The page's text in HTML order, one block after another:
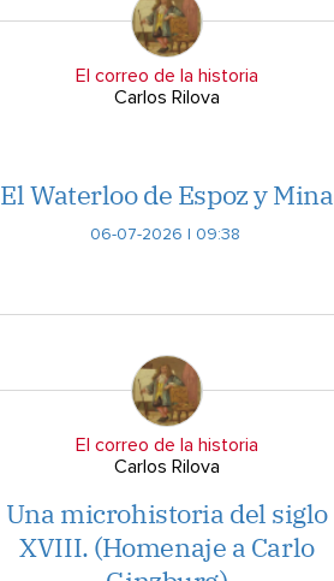
El correo de la historia
Carlos Rilova
El Waterloo de Espoz y Mina
06-07-2026 | 09:38
El correo de la historia
Carlos Rilova
Una microhistoria del siglo
XVIII. (Homenaje a Carlo